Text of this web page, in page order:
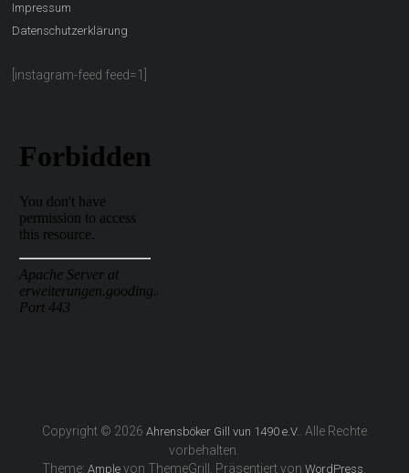
Impressum
Datenschutzerklärung
[instagram-feed feed=1]
Copyright © 2026 Ahrensböker Gill vun 1490 e.V. . Alle Rechte
vorbehalten.
Theme:Ample von ThemeGrill. Präsentiert vonWordPress